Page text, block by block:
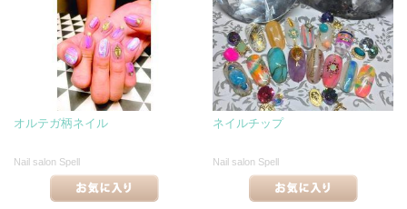
オルテガ柄ネイル
Nail salon Spell
ネイルチップ
Nail salon Spell